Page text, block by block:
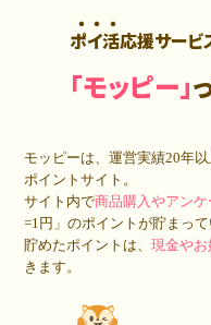
ポイ活応援サービ
「モッピー」
モッピーは、運営実績20年
ポイントサイト。
サイト内で商品購入やアン
=1円」のポイントが貯まって
貯めたポイントは、現金や
きます。